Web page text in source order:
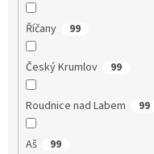
Říčany 99
Český Krumlov 99
Roudnice nad Labem 99
Aš 99